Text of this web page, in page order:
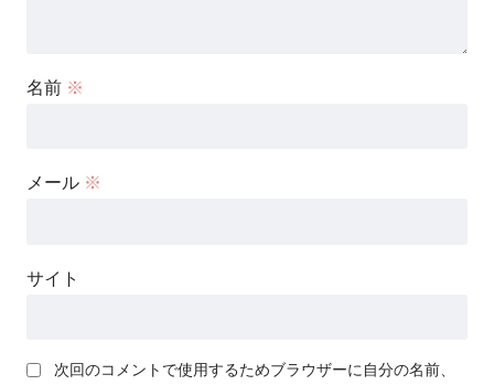
名前 ※
メール ※
サイト
次回のコメントで使用するためブラウザーに自分の名前、